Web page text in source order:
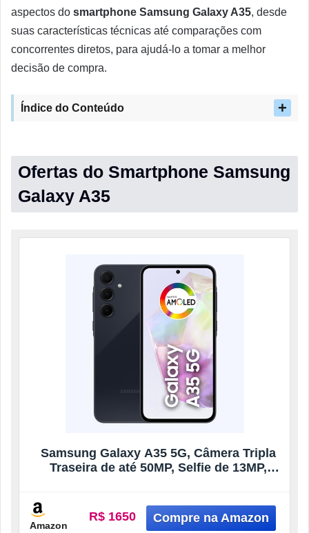
aspectos do smartphone Samsung Galaxy A35, desde
suas características técnicas até comparações com
concorrentes diretos, para ajudá-lo a tomar a melhor
decisão de compra.
Índice do Conteúdo
Ofertas do Smartphone Samsung
Galaxy A35
Samsung Galaxy A35 5G, Câmera Tripla
Traseira de até 50MP, Selfie de 13MP,
AMOLED de 6.6″ 120Hz Vision Booster,
128GB – Azul Escuro (Seminovo)
Amazon
R$ 1650